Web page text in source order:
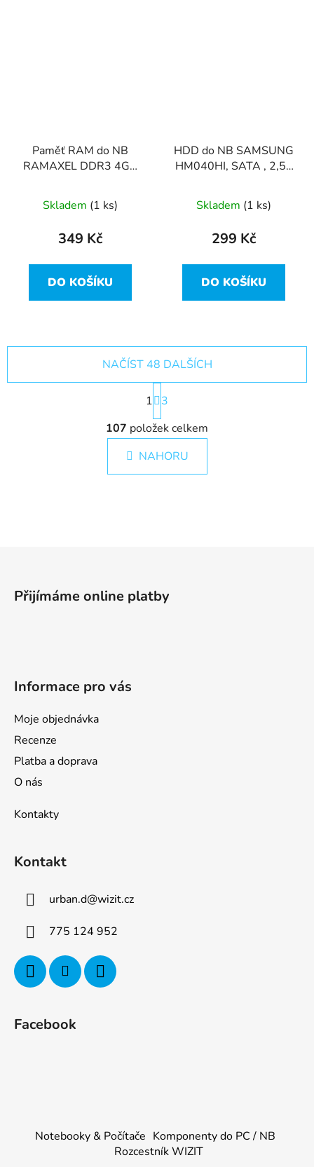
Paměť RAM do NB
RAMAXEL DDR3 4GB
RMT3020EC58E9F-
1333
Skladem (1 ks)
349 Kč
DO KOŠÍKU
HDD do NB SAMSUNG
HM040HI, SATA , 2,5",
Skladem (1 ks)
299 Kč
DO KOŠÍKU
O
v
l
á
d
k
y
NAČÍST 48 DALŠÍCH
S
t
r
á
n
k
1
3
107 položek celkem
NAHORU
Přijímáme online platby
Informace pro vás
Moje objednávka
Recenze
Platba a doprava
O nás
Kontakty
Kontakt
urban.d@wizit.cz
775 124 952
Facebook
Notebooky & Počítače Komponenty do PC / NB
Rozcestník WIZIT